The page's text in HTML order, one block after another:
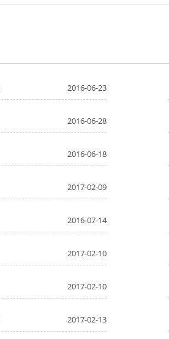
2016-06-23
2016-06-28
2016-06-18
2017-02-09
2016-07-14
2017-02-10
2017-02-10
2017-02-13